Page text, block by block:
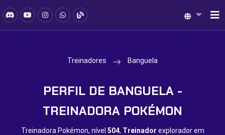
Treinadores Banguela
PERFIL DE BANGUELA -
TREINADORA POKÉMON
Treinadora Pokémon, nível 504, Treinador explorador em